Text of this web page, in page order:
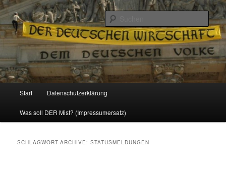
Reizzentrum
Politik, Wirtschaft, Soziales und Gesellschaft
Zum
Inhalt
Zum
sekundären
Start Datenschutzerklärung
Was soll DER Mist? (Impressumersatz)
SCHLAGWORT-ARCHIVE:STATUSMELDUNGEN